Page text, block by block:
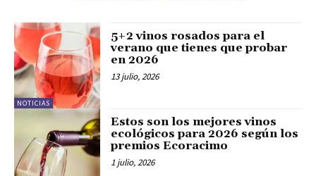
NOTICIAS
5+2 vinos rosados para el
verano que tienes que probar
en 2026
13 julio, 2026
Estos son los mejores vinos
ecológicos para 2026 según los
premios Ecoracimo
1 julio, 2026